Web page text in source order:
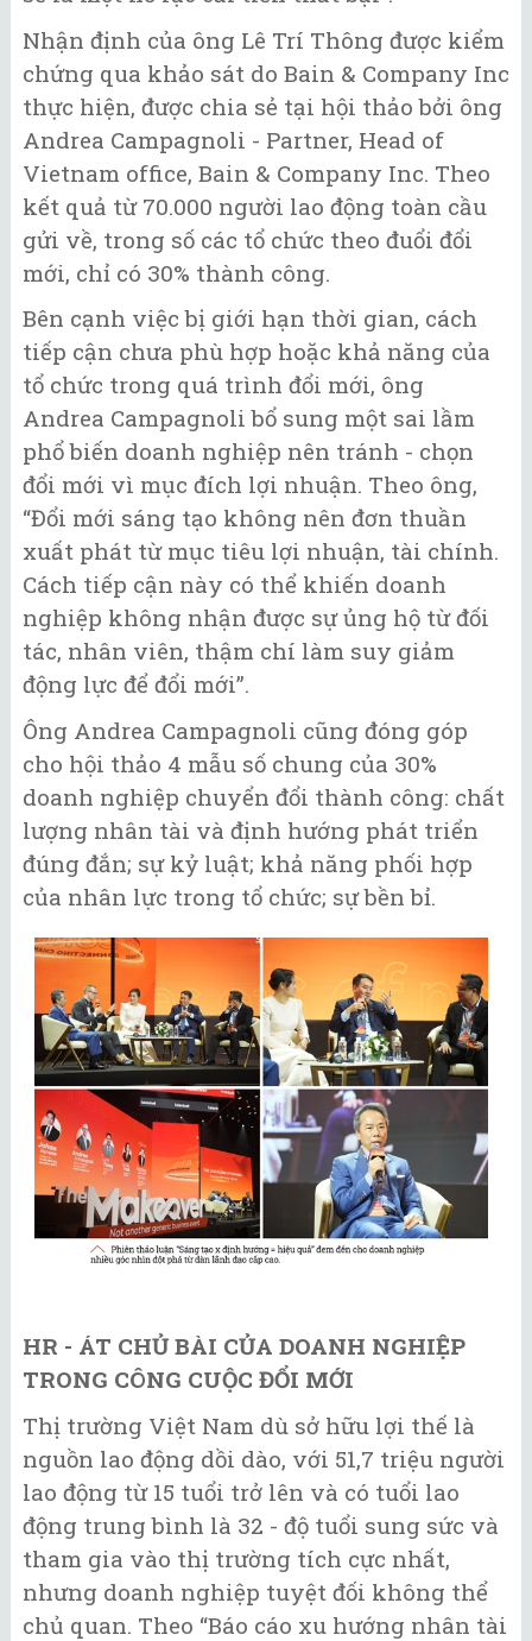
Nhận định của ông Lê Trí Thông được kiểm
chứng qua khảo sát do Bain & Company Inc
thực hiện, được chia sẻ tại hội thảo bởi ông
Andrea Campagnoli - Partner, Head of
Vietnam office, Bain & Company Inc. Theo
kết quả từ 70.000 người lao động toàn cầu
gửi về, trong số các tổ chức theo đuổi đổi
mới, chỉ có 30% thành công.
Bên cạnh việc bị giới hạn thời gian, cách
tiếp cận chưa phù hợp hoặc khả năng của
tổ chức trong quá trình đổi mới, ông
Andrea Campagnoli bổ sung một sai lầm
phổ biến doanh nghiệp nên tránh - chọn
đổi mới vì mục đích lợi nhuận. Theo ông,
“Đổi mới sáng tạo không nên đơn thuần
xuất phát từ mục tiêu lợi nhuận, tài chính.
Cách tiếp cận này có thể khiến doanh
nghiệp không nhận được sự ủng hộ từ đối
tác, nhân viên, thậm chí làm suy giảm
động lực để đổi mới”.
Ông Andrea Campagnoli cũng đóng góp
cho hội thảo 4 mẫu số chung của 30%
doanh nghiệp chuyển đổi thành công: chất
lượng nhân tài và định hướng phát triển
đúng đắn; sự kỷ luật; khả năng phối hợp
của nhân lực trong tổ chức; sự bền bỉ.
HR - ÁT CHỦ BÀI CỦA DOANH NGHIỆP
TRONG CÔNG CUỘC ĐỔI MỚI
Thị trường Việt Nam dù sở hữu lợi thế là
nguồn lao động dồi dào, với 51,7 triệu người
lao động từ 15 tuổi trở lên và có tuổi lao
động trung bình là 32 - độ tuổi sung sức và
tham gia vào thị trường tích cực nhất,
nhưng doanh nghiệp tuyệt đối không thể
chủ quan. Theo “Báo cáo xu hướng nhân tài